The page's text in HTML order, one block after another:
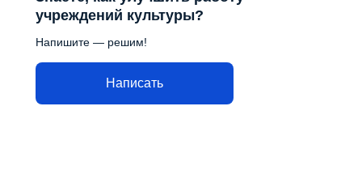
учреждений культуры?
Напишите — решим!
Написать